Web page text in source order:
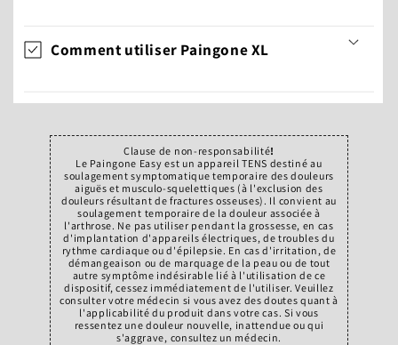
Comment utiliser Paingone XL
Clause de non-responsabilité!
Le Paingone Easy est un appareil TENS destiné au
soulagement symptomatique temporaire des douleurs
aiguës et musculo-squelettiques (à l'exclusion des
douleurs résultant de fractures osseuses). Il convient au
soulagement temporaire de la douleur associée à
l'arthrose. Ne pas utiliser pendant la grossesse, en cas
d'implantation d'appareils électriques, de troubles du
rythme cardiaque ou d'épilepsie. En cas d'irritation, de
démangeaison ou de marquage de la peau ou de tout
autre symptôme indésirable lié à l'utilisation de ce
dispositif, cessez immédiatement de l'utiliser. Veuillez
consulter votre médecin si vous avez des doutes quant à
l'applicabilité du produit dans votre cas. Si vous
ressentez une douleur nouvelle, inattendue ou qui
s'aggrave, consultez un médecin.